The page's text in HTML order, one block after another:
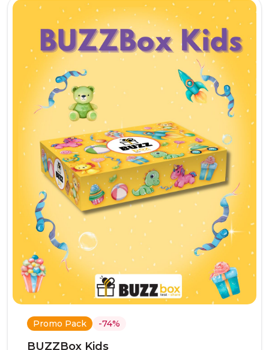
Promo Pack -74%
BUZZBox Kids